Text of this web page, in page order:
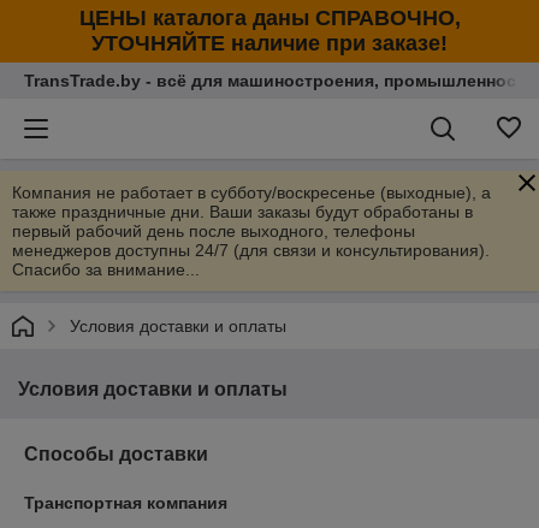
ЦЕНЫ каталога даны СПРАВОЧНО,
УТОЧНЯЙТЕ наличие при заказе!
TransTrade.by - всё для машиностроения,
Компания не работает в субботу/воскресенье (выходные), а
также праздничные дни. Ваши заказы будут обработаны в
первый рабочий день после выходного, телефоны
менеджеров доступны 24/7 (для связи и консультирования).
Спасибо за внимание...
Условия доставки и оплаты
Условия доставки и оплаты
Способы доставки
Транспортная компания